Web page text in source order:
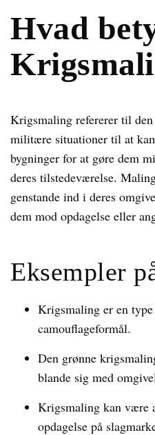
Hvad
Krigsmaling refererer til
militære situationer til at
bygninger for at gøre dem
deres tilstedeværelse.
genstande ind i deres
dem mod opdagelse eller
Eksempler
Krigsmaling er en
camouflageformål.
Den grønne
blande sig med
Krigsmaling kan være
opdagelse på